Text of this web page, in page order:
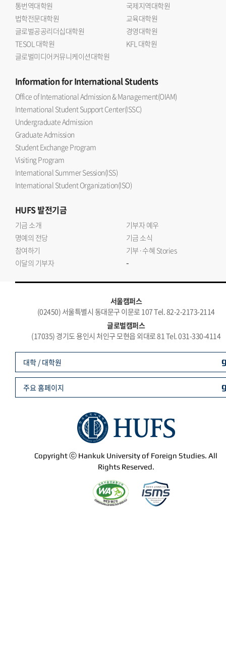
통번역대학원
국제지역대학원
법학전문대학원
교육대학원
글로벌공공리더십대학원
경영대학원
TESOL 대학원
KFL 대학원
글로벌미디어커뮤니케이션대학원
Informationfor International Students
Office of International Admission & Management(OIAM)
International Student Support Center(ISSC)
Undergraduate Admission
Graduate Admission
Student Exchange Program
Visiting Program
International Summer Session(ISS)
International Student Organization(ISO)
HUFS발전기금
기금 소개
기부자 예우
명예의 전당
기금 소식
참여하기
기부·수혜 Stories
이달의 기부자
-
서울캠퍼스
(02450) 서울특별시 동대문구 이문로 107 Tel. 82-2-2173-2114
글로벌캠퍼스
(17035) 경기도 용인시 처인구 모현읍 외대로 81 Tel. 031-330-4114
Copyright ⓒ Hankuk University of Foreign Studies. All
Rights Reserved.
대학 / 대학원
주요 홈페이지